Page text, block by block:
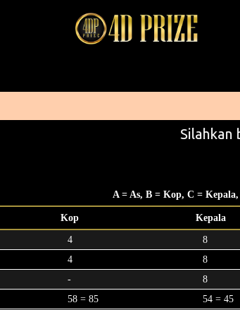
Silahkan
A = As, B = Kop, C =
Kop Kepala
4 8
4 8
- 8
58 = 85 54 = 45